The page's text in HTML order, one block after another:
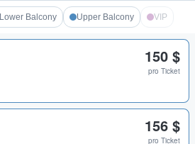
Lower Balcony Upper Balcony VIP
150 $
pro Ticket
156 $
pro Ticket